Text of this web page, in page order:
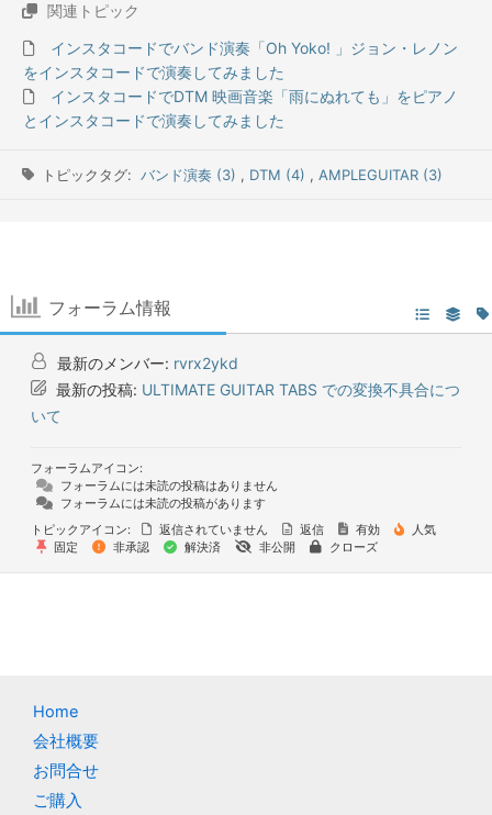
関連トピック
インスタコードでバンド演奏「Oh Yoko! 」ジョン・レノン
をインスタコードで演奏してみました
インスタコードでDTM 映画音楽「雨にぬれても」をピアノ
とインスタコードで演奏してみました
トピックタグ: バンド演奏 (3) , DTM (4) , AMPLEGUITAR (3)
フォーラム情報
最新のメンバー: rvrx2ykd
最新の投稿: ULTIMATE GUITAR TABS での変換不具合につ
いて
フォーラムアイコン:
フォーラムには未読の投稿はありません
フォーラムには未読の投稿があります
トピックアイコン:
返信されていません 返信 有効
人気
固定
非承認 解決済 非公開 クローズ
Home
会社概要
お問合せ
ご購入